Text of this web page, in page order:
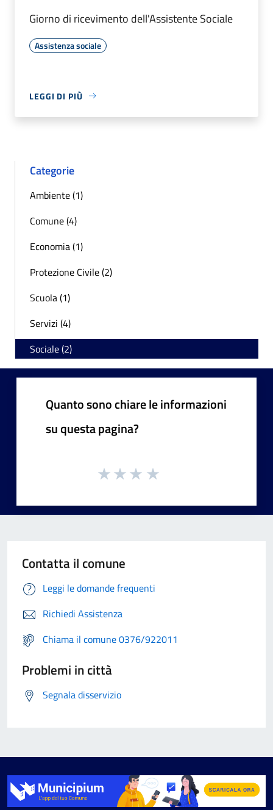
Giorno di ricevimento dell'Assistente Sociale
Assistenza sociale
LEGGI DI PIÙ
Categorie
Ambiente (1)
Comune (4)
Economia (1)
Protezione Civile (2)
Scuola (1)
Servizi (4)
Sociale (2)
Quanto sono chiare le informazioni
su questa pagina?
Contatta il comune
Leggi le domande frequenti
Richiedi Assistenza
Chiama il comune 0376/922011
Problemi in città
Segnala disservizio